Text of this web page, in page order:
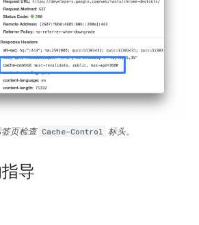
页检查 Cache-Control 标头。
导